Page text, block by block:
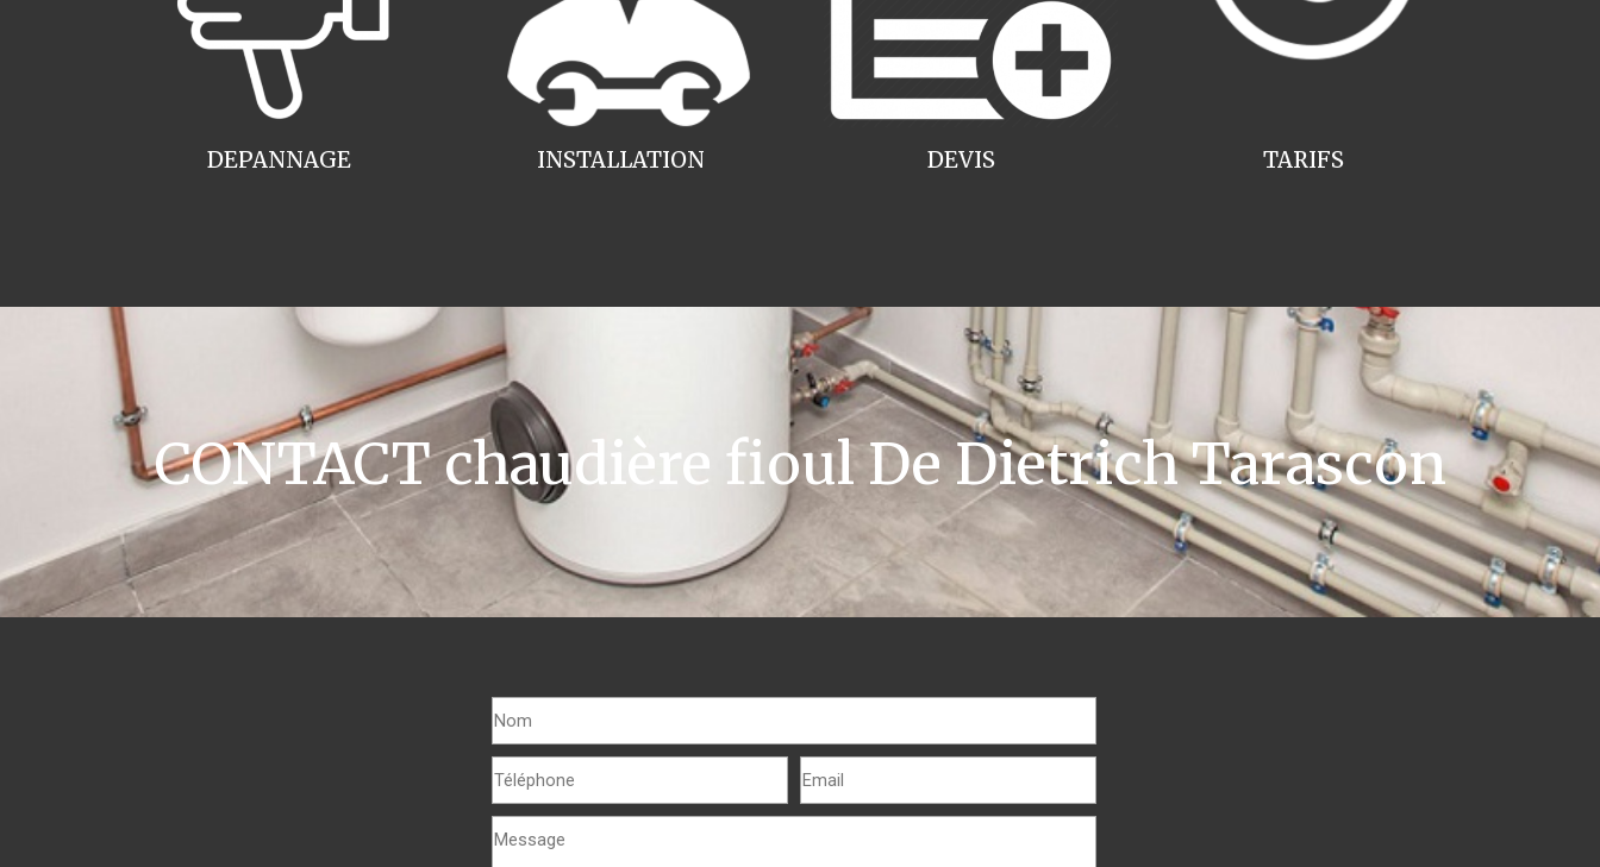
INSTALLATION
DEPANNAGE TARIFS
DEVIS
CONTACT chaudière fioul De Dietrich Tarascon